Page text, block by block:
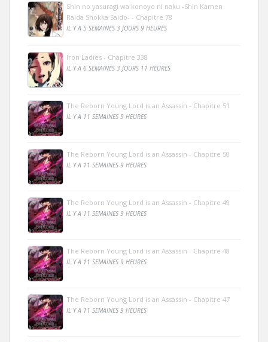
Shin no yasuragi wa konoyo ni naku -Shin Kamen
Raida Shokka Saido- - Chapitre 78
IL Y A 5 SEMAINES 3 JOURS 9 HEURES
Iron Ladies - Chapitre 338
IL Y A 6 SEMAINES 3 JOURS 11 HEURES
The Reborn Young Lord is an Assassin - Chapitre 51
IL Y A 11 SEMAINES 9 HEURES
The Reborn Young Lord is an Assassin - Chapitre 50
IL Y A 11 SEMAINES 9 HEURES
The Reborn Young Lord is an Assassin - Chapitre 49
IL Y A 11 SEMAINES 9 HEURES
The Reborn Young Lord is an Assassin - Chapitre 48
IL Y A 11 SEMAINES 9 HEURES
The Reborn Young Lord is an Assassin - Chapitre 47
IL Y A 11 SEMAINES 9 HEURES